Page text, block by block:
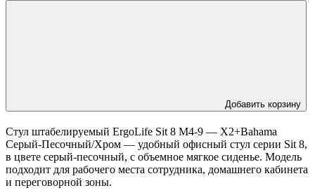
Добавить корзину
Стул штабелируемый ErgoLife Sit 8 M4-9 — X2+Bahama
Серый-Песочный/Хром — удобный офисный стул серии Sit 8,
в цвете серый-песочный, с объемное мягкое сиденье. Модель
подходит для рабочего места сотрудника, домашнего кабинета
и переговорной зоны.